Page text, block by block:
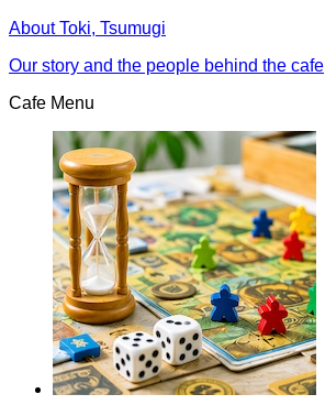
About Toki, Tsumugi
Our story and the people behind the cafe
Cafe Menu